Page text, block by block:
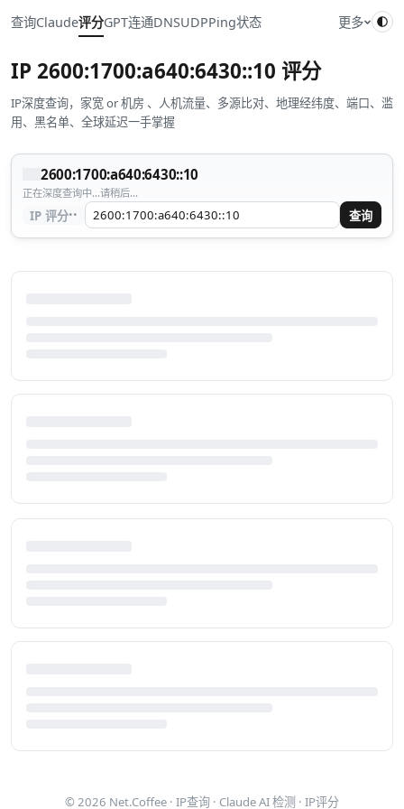
查询Claude评分GPT连通DNSUDPPing状态 更多
IP 2600:1700:a640:6430::10 评分
IP深度查询，家宽 or 机房 、人机流量、多源比对、地理经纬度、端口、滥
用、黑名单、全球延迟一手掌握
2600:1700:a640:6430::10
正在深度查询中...请稍后...
IP 评分·· 查询
© 2026 Net.Coffee · IP查询 · Claude AI 检测 · IP评分